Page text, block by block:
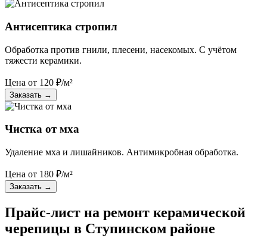
Антисептика стропил
Обработка против гнили, плесени, насекомых. С учётом
тяжести керамики.
Цена от 120 ₽/м²
Заказать →
Чистка от мха
Удаление мха и лишайников. Антимикробная обработка.
Цена от 180 ₽/м²
Заказать →
Прайс-лист на ремонт керамической
черепицы в Ступинском районе